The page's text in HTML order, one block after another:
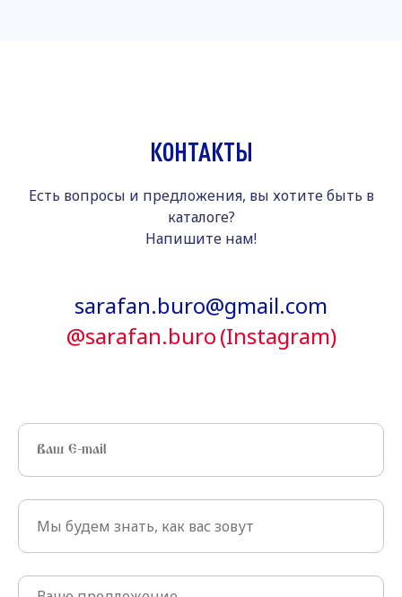
КОНТАКТЫ
Есть вопросы и предложения, вы хотите быть в
каталоге?
Напишите нам!
sarafan.buro@gmail.com
@sarafan.buro(Instagram)